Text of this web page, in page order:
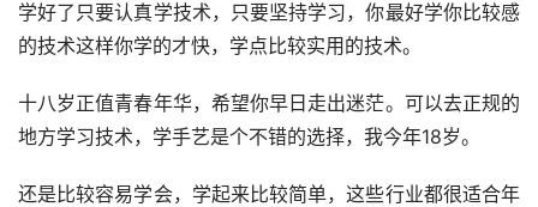
学好了只要认真学技术，只要坚持学习，你最好学你比较感
的技术这样你学的才快，学点比较实用的技术。
十八岁正值青春年华，希望你早日走出迷茫。可以去正规的
地方学习技术，学手艺是个不错的选择，我今年18岁。
还是比较容易学会，学起来比较简单，这些行业都很适合年